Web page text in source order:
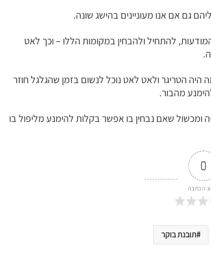
גם אם אנו מעוניינים בהישג שונה.
להתחיל ולהבחין במקומות הללו – וכך לאט
הטריגר ולאט לאט נוכל לנשום בזמן שהגלגל חוזר
מהבור.
ומכשול שאם נבחין בו אפשר בקלות להימנע מליפול בו
0
הכתבה
תובנת בוקר